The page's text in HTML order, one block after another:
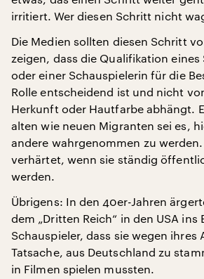
irritiert. Wer diesen Schritt nicht
Die Medien sollten diesen Schritt
zeigen, dass die Qualifikation eines
oder einer Schauspielerin für die
Rolle entscheidend ist und nicht
Herkunft oder Hautfarbe abhängt.
alten wie neuen Migranten sei es,
andere wahrgenommen zu
verhärtet, wenn sie ständig
werden.
Übrigens: In den 40er-Jahren
dem „Dritten Reich“ in den USA ins
Schauspieler, dass sie wegen ihres
Tatsache, aus Deutschland zu
in Filmen spielen mussten.